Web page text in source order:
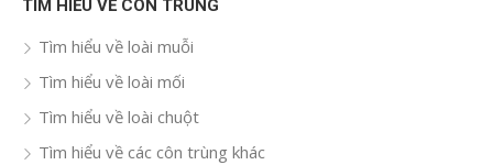
TÌM HIỂU VỀ CÔN TRÙNG
Tìm hiểu về loài muỗi
Tìm hiểu về loài mối
Tìm hiểu về loài chuột
Tìm hiểu về các côn trùng khác